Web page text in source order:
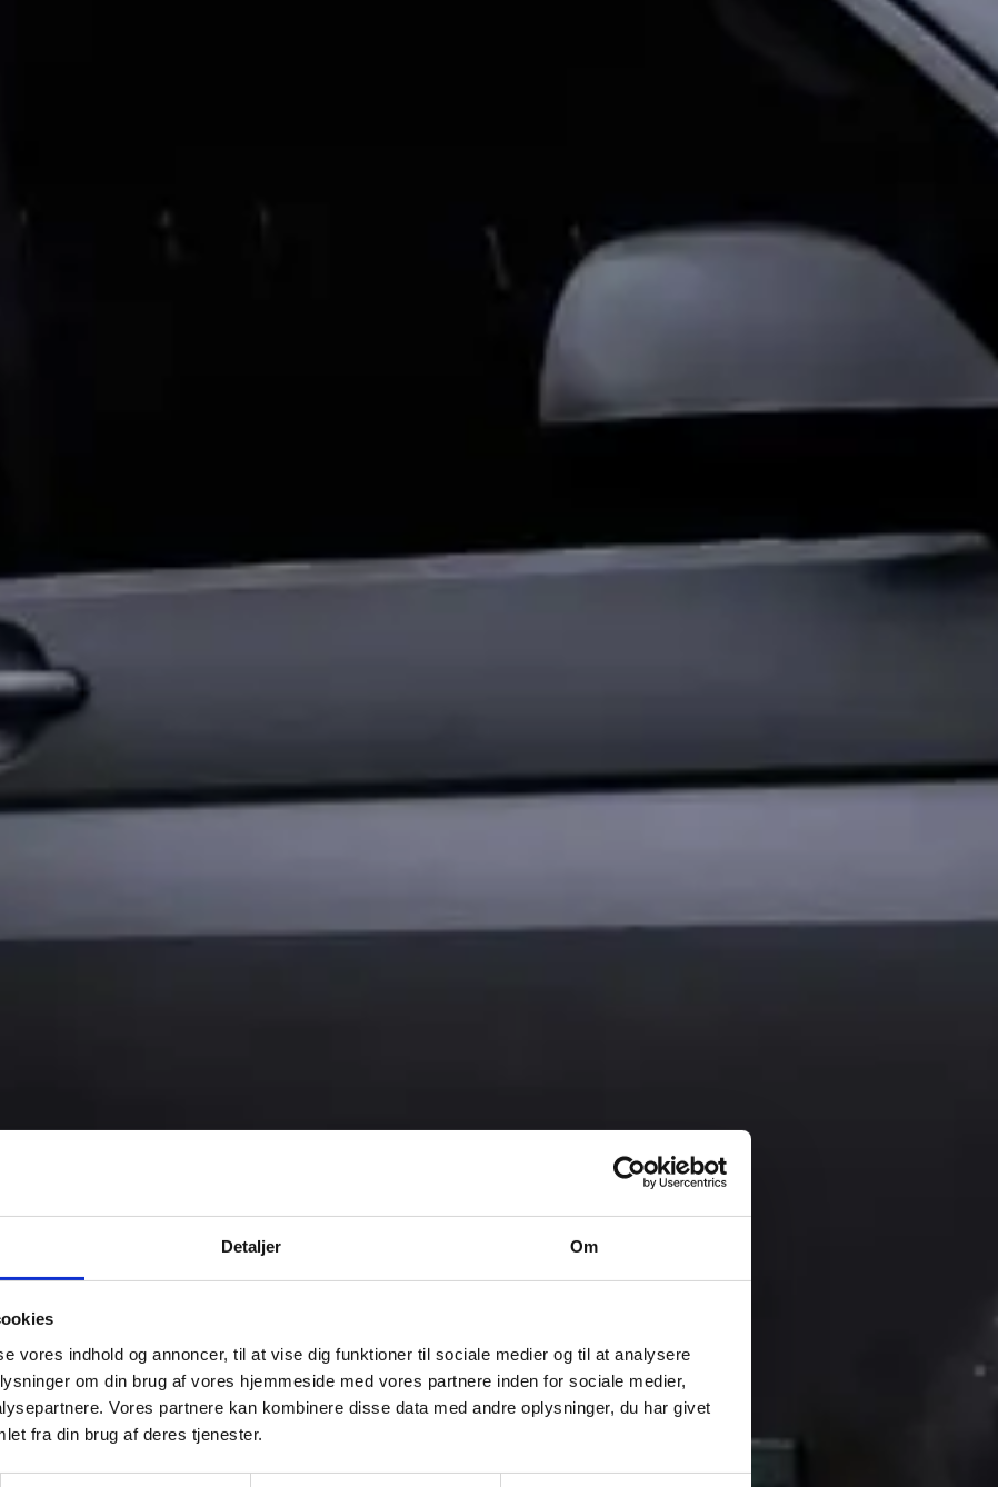
Detaljer Om
vores indhold og annoncer, til at vise dig funktioner til sociale medier og til at analysere
om din brug af vores hjemmeside med vores partnere inden for sociale medier,
Vores partnere kan kombinere disse data med andre oplysninger, du har givet
fra din brug af deres tjenester.